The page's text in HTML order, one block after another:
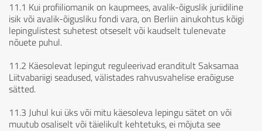
11.1 Kui profiiliomanik on kaupmees, avalik-õiguslik juriidiline
isik või avalik-õigusliku fondi vara, on Berliin ainukohtus kõigi
lepingulistest suhetest otseselt või kaudselt tulenevate
nõuete puhul.
11.2 Käesolevat lepingut reguleerivad eranditult Saksamaa
Liitvabariigi seadused, välistades rahvusvahelise eraõiguse
sätted.
11.3 Juhul kui üks või mitu käesoleva lepingu sätet on või
muutub osaliselt või täielikult kehtetuks, ei mõjuta see